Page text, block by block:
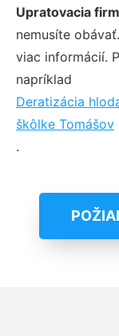
Upratovacia
nemusíte
viac informácií.
napríklad
Deratizácia
škôlke Tomášov
.